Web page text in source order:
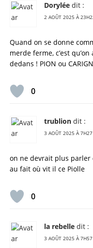
Dorylée dit :
2 AOÛT 2025 À
Quand on se donne
merde ferme, c’est
dedans ! PION ou
0
trublion dit :
3 AOÛT 2025 À 7H27
on ne devrait plus parler
au fait où vit il ce Piolle
0
la rebelle dit :
3 AOÛT 2025 À 7H57